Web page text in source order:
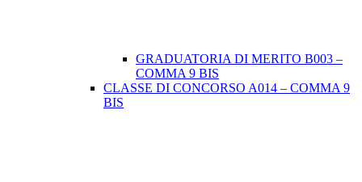
GRADUATORIA DI MERITO B003 –
COMMA 9 BIS
CLASSE DI CONCORSO A014 – COMMA 9
BIS